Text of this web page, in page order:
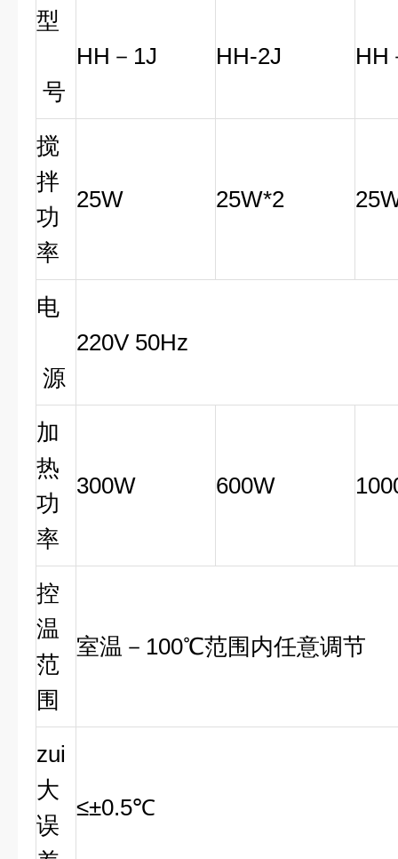
型
号
HH－1J HH-2J HH
搅
拌
功
率
25W 25W*2
电
源
220V 50Hz
加
热
功
率
300W 600W
控
温
范
围
室温－100℃范围内任意调节
zui
大
误
≤±0.5℃